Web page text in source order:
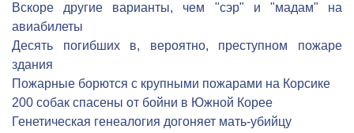
Вскоре другие варианты, чем "сэр" и "мадам" на
авиабилеты
Десять погибших в, вероятно, преступном пожаре
здания
Пожарные борются с крупными пожарами на Корсике
200 собак спасены от бойни в Южной Корее
Генетическая генеалогия догоняет мать-убийцу